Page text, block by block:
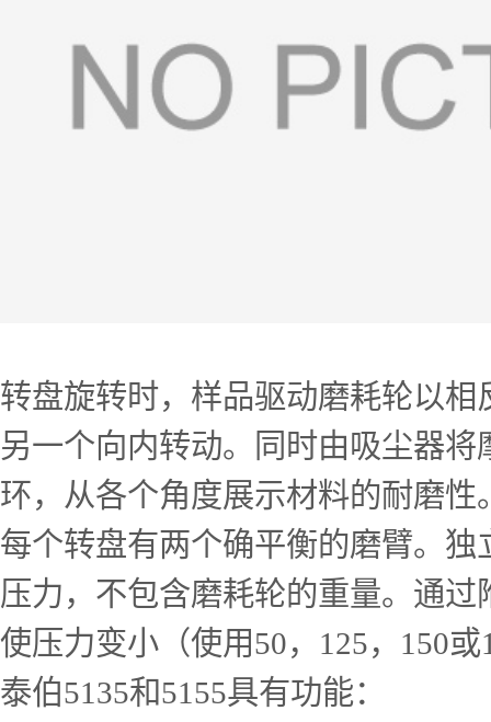
转盘旋转时，样品驱动磨耗轮以
另一个向内转动。同时由吸尘器
环，从各个角度展示材料的耐磨
每个转盘有两个确平衡的磨臂。
压力，不包含磨耗轮的重量。通
使压力变小（使用50，125，150
泰伯5135和5155具有功能：